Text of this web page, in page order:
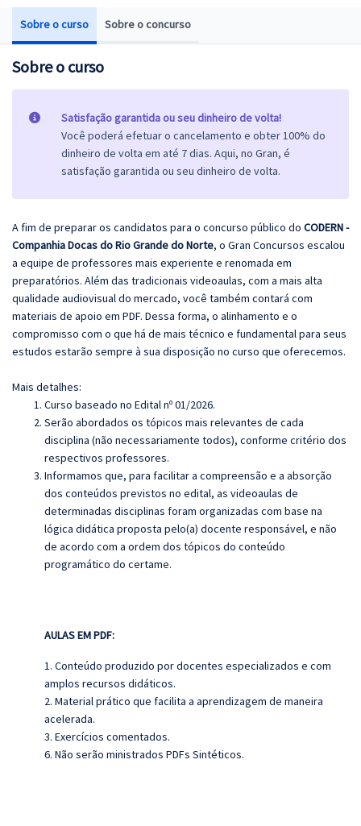
Sobre o curso Sobre o concurso
Sobre o curso
Satisfação garantida ou seu dinheiro de volta!
Você poderá efetuar o cancelamento e obter 100% do
dinheiro de volta em até 7 dias. Aqui, no Gran, é
satisfação garantida ou seu dinheiro de volta.
A fim de preparar os candidatos para o concurso público do CODERN -
Companhia Docas do Rio Grande do Norte, o Gran Concursos escalou
a equipe de professores mais experiente e renomada em
preparatórios. Além das tradicionais videoaulas, com a mais alta
qualidade audiovisual do mercado, você também contará com
materiais de apoio em PDF. Dessa forma, o alinhamento e o
compromisso com o que há de mais técnico e fundamental para seus
estudos estarão sempre à sua disposição no curso que oferecemos.
Mais detalhes:
Curso baseado no Edital nº 01/2026.
Serão abordados os tópicos mais relevantes de cada
disciplina (não necessariamente todos), conforme critério dos
respectivos professores.
Informamos que, para facilitar a compreensão e a absorção
dos conteúdos previstos no edital, as videoaulas de
determinadas disciplinas foram organizadas com base na
lógica didática proposta pelo(a) docente responsável, e não
de acordo com a ordem dos tópicos do conteúdo
programático do certame.
AULAS EM PDF:
1. Conteúdo produzido por docentes especializados e com
amplos recursos didáticos.
2. Material prático que facilita a aprendizagem de maneira
acelerada.
3. Exercícios comentados.
6. Não serão ministrados PDFs Sintéticos.